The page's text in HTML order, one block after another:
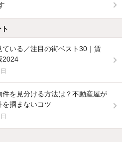
ている／注目の街ベスト30｜賃
2024
件を見分ける方法は？不動産屋が
を掴まないコツ